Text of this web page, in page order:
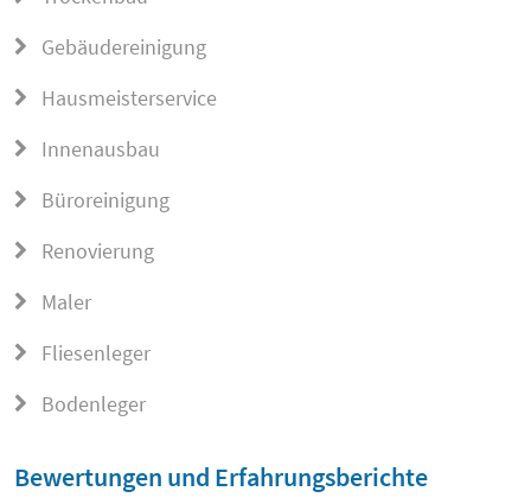
Gebäudereinigung
Hausmeisterservice
Innenausbau
Büroreinigung
Renovierung
Maler
Fliesenleger
Bodenleger
Bewertungen und Erfahrungsberichte